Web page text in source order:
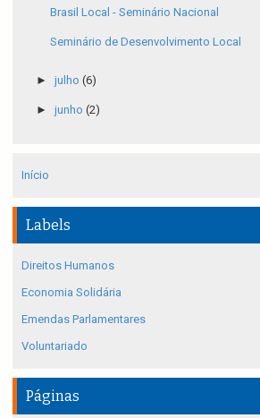
Brasil Local - Seminário Nacional
Seminário de Desenvolvimento Local
► julho (6)
► junho (2)
Início
Labels
Direitos Humanos
Economia Solidária
Emendas Parlamentares
Voluntariado
Páginas